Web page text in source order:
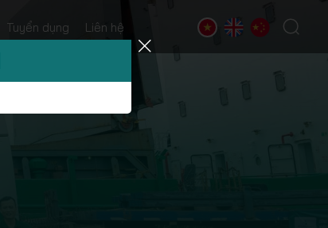
Tuyển dụng Liên hệ